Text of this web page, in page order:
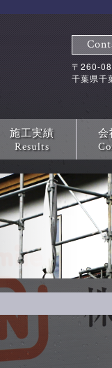
〒260-
千葉県千
施工実績
Results
会